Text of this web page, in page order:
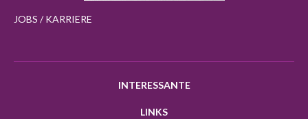
JOBS / KARRIERE
INTERESSANTE
LINKS